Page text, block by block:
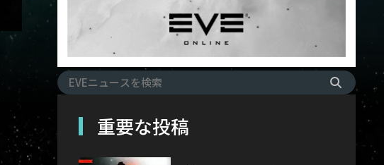
重要な投稿